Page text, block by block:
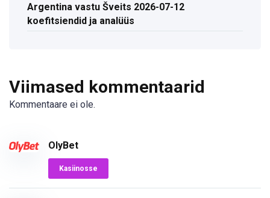
Argentina vastu Šveits 2026-07-12
koefitsiendid ja analüüs
Viimased kommentaarid
Kommentaare ei ole.
OlyBet
Kasiinosse